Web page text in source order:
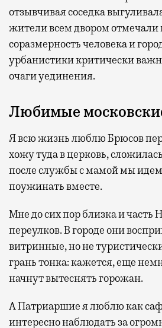
отзывчивая соседка
жителивсем дворомотмечали
соразмерность человека и
урбанистики критически
очаги уединения.
Любимые
Я всю жизнь люблю Брюсов
хожу туда в церковь,
после службы с мамой мы
поужинать вместе.
Мне до сих пор близка и часть
переулков. В городе они
витринные, но не
грань тонка: кажется, еще
начнут вытеснять горожан.
А Патриаршие я люблю как
интересно наблюдать за